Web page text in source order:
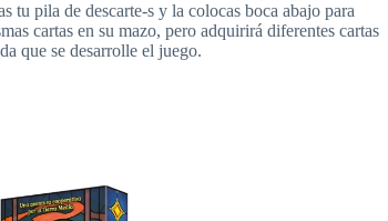
tu pila de descarte-s y la colocas boca abajo para
cartas en su mazo, pero adquirirá diferentes cartas
que se desarrolle el juego.